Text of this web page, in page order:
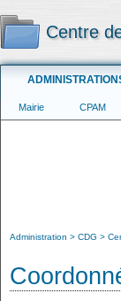
Centre
Mairie CPAM
Administration CDG